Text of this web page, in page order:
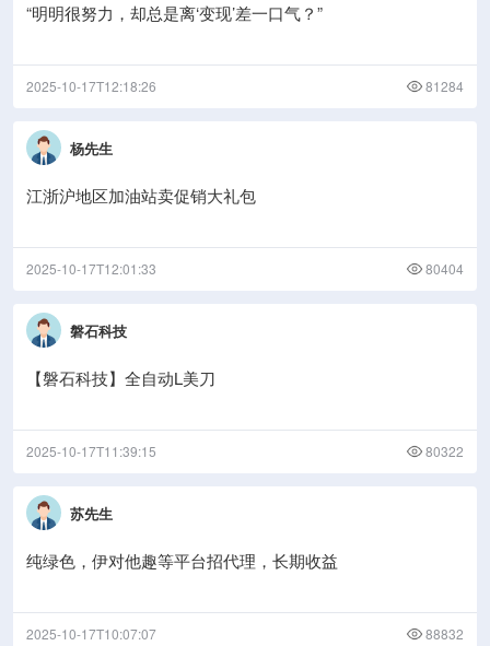
“明明很努力，却总是离‘变现’差一口气？”
2025-10-17T12:18:26 81284
杨先生
江浙沪地区加油站卖促销大礼包
2025-10-17T12:01:33 80404
磐石科技
【磐石科技】全自动L美刀
2025-10-17T11:39:15 80322
苏先生
纯绿色，伊对他趣等平台招代理，长期收益
2025-10-17T10:07:07 88832